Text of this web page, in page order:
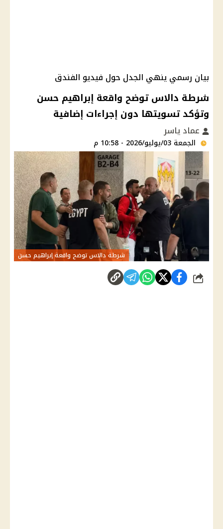
بيان رسمي ينهي الجدل حول فيديو الفندق
شرطة دالاس توضح واقعة إبراهيم حسن
وتؤكد تسويتها دون إجراءات إضافية
عماد ياسر
الجمعة 03/يوليو/2026 - 10:58 م
شرطة دالاس توضح واقعة إبراهيم حسن
شارك